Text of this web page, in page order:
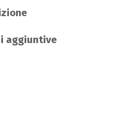
aggiuntive